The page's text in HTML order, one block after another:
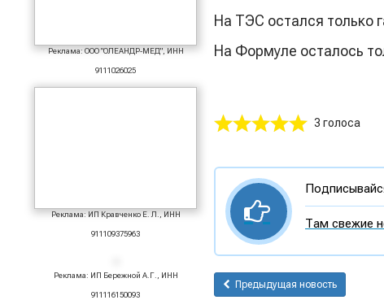
Реклама: ООО "ОЛЕАНДР-МЕД", ИНН
9111026025
Реклама: ИП Кравченко Е. Л., ИНН
911109375963
Реклама: ИП Бережной А.Г., ИНН
911116150093
На ТЭС остался только
На Формуле осталось
3 голоса
Там свежие
Предыдущая новость